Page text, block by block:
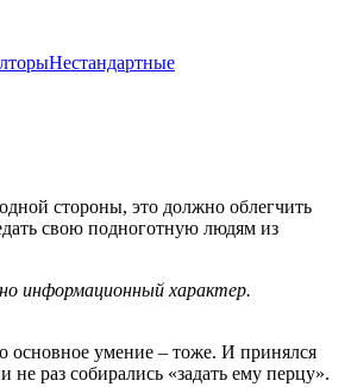
Нестандартные
стороны, это должно облегчить
свою подноготную людям из
информационный характер.
основное умение – тоже. И принялся
раз собирались «задать ему перцу».